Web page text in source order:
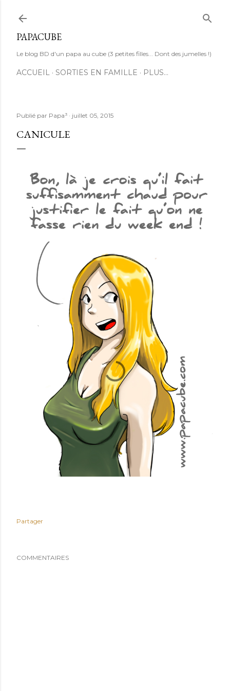
PAPACUBE
Le blog BD d'un papa au cube (3 petites filles... Dont des jumelles !)
ACCUEIL SORTIES EN FAMILLE PLUS…
Publié par Papa³ juillet 05, 2015
CANICULE
Partager
COMMENTAIRES